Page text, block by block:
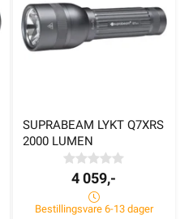
SUPRABEAM LYKT Q7XRS
2000 LUMEN
4 059,-
Bestillingsvare 6-13 dager